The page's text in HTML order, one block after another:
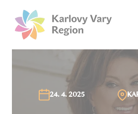
obsah
24. 4. 2025